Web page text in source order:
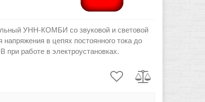
УНН-КОМБИ со звуковой и световой
в цепях постоянного тока до
при работе в электроустановках.